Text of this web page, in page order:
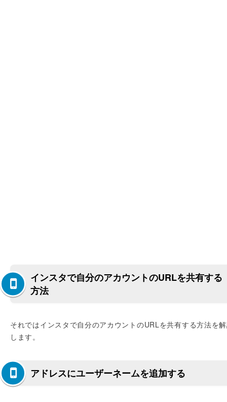
インスタで自分のアカウントのURLを共有する
方法
それではインスタで自分のアカウントのURLを共有する方法を
します。
アドレスにユーザーネームを追加する